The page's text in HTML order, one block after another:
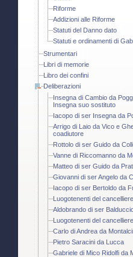
Riforme
Addizioni alle Riforme
Statuti del Danno dato
Statuti e ordinamenti di
Strumentari
Libri di memorie
Libro dei confini
Deliberazioni
Insegna di Cambio da
Insegna suo sostituto
Iacopo di ser Insegna da
Arrigo di Laio da Vico e
coadiutore
Rottolo di ser Guido da
Vanne di Riccomanno da
Matteo di ser Guido da
Giovanni di ser Angelo da
Iacopo di ser Bertoldo da
Luogotenenti del cancelliere
Aldobrando di ser
Luogotenenti del cancelliere
Carlo di Andrea da
Pietro Saracini da Lucca
Gabriele di Mico Ridolfi da